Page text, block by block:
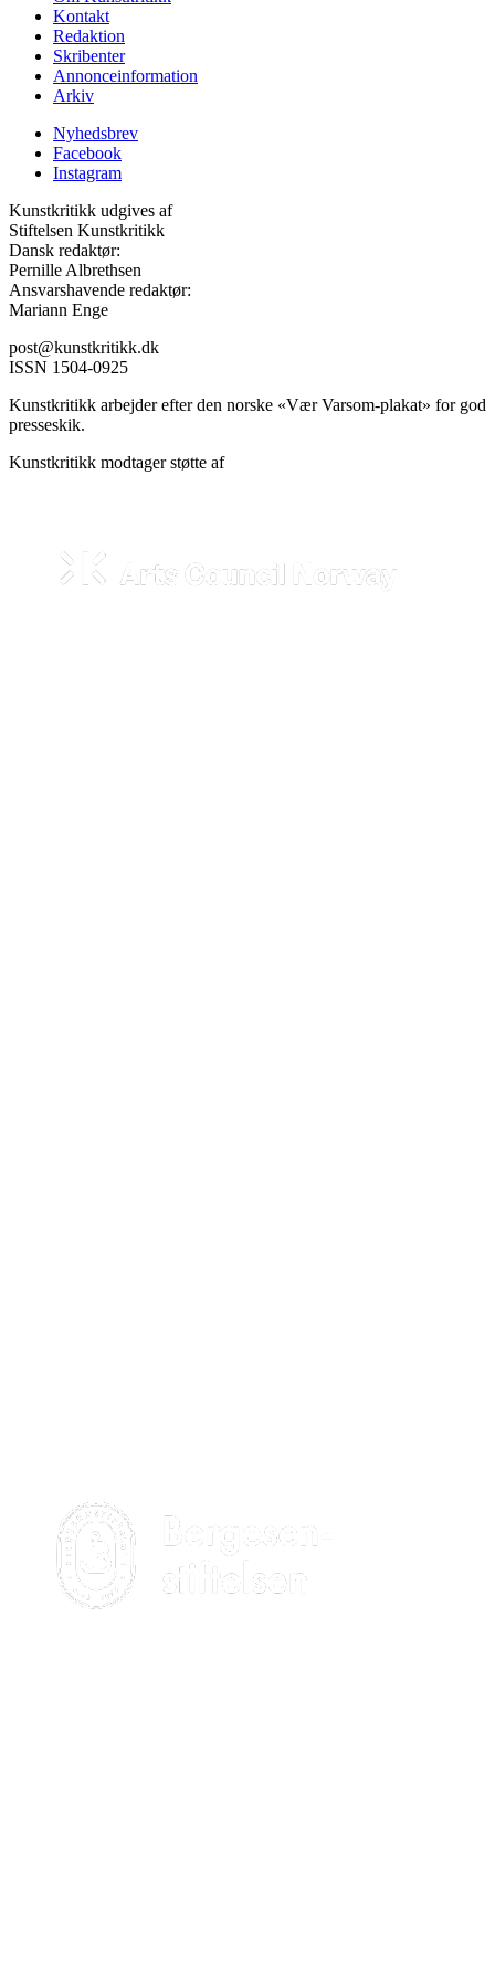
Kontakt
Redaktion
Skribenter
Annonceinformation
Arkiv
Nyhedsbrev
Facebook
Instagram
Kunstkritikk udgives af
Stiftelsen Kunstkritikk
Dansk redaktør:
Pernille Albrethsen
Ansvarshavende redaktør:
Mariann Enge
post@kunstkritikk.dk
ISSN 1504-0925
Kunstkritikk arbejder efter den norske «Vær Varsom-plakat» for god
presseskik.
Kunstkritikk modtager støtte af